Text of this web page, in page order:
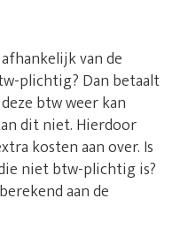
van de
plichtig? Dan betaalt
btw weer kan
dit niet. Hierdoor
kosten aan over. Is
niet btw-plichtig is?
aan de